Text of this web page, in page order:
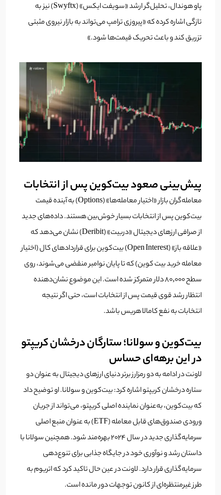
پاو هوندال، تحلیل‌گر ارشد «سویفت ایکس» (Swyftx) نیز به
تازگی اشاره کرده که «پیروزی ترامپ می‌تواند به بازار نیروی مثبتی
تزریق کند و باعث تحریک قیمت‌ها شود.»
پیش‌بینی صعود بیت‌کوین پس از انتخابات
معامله‌گران بازار «اختیار معامله‌ها» (Options) به آینده قیمت
بیت‌کوین پس از انتخابات بسیار خوش‌بین هستند. داده‌های جدید
از صرافی ارزهای دیجیتال «دربیت» (Deribit) نشان می‌دهد که
«علاقه باز» (Open Interest) بیت‌کوین برای قراردادهای کال (اختیار
معامله خرید بیت کوین) که تا پایان نوامبر منقضی می‌شوند، روی
سطح ۸۰,۰۰۰ دلار متمرکز شده است. این موضوع نشان‌دهنده
انتظار رشد قوی قیمت پس از انتخابات است، حتی اگر نتیجه
انتخابات به نفع کامالا هریس باشد.
بیت‌کوین و سولانا؛ ستارگان درخشان کریپتو
در این برهه‌‌ای حساس
لاونت در ادامه به دو رمزارز برتر دنیای ارزهای دیجیتال به عنوان دو
ستاره درخشان کریپتو اشاره کرد: بیت‌کوین و سولانا. او توضیح داد
که بیت‌کوین، به‌عنوان نماینده اصلی کریپتو، می‌تواند از جریان
ورودی صندوق‌های قابل معامله (ETF) به عنوان منبع اصلی
سرمایه‌گذاری جدید در سال ۲۰۲۴ بهره‌مند شود. همچنین سولانا با
داستان رشد و نوآوری خود در جایگاه جذابی برای تنوع‌دهی
سرمایه‌گذاری قرار دارد. لاونت در عین حال تاکید کرد که اتریوم به
طرز غیرمنتظره‌ای از کانون توجهات دور مانده است.